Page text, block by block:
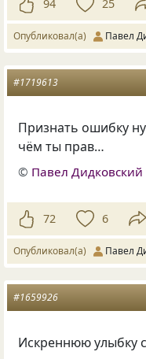
94 25
Опубликовал(а) Павел
#1719613
Признать ошибку
чём ты прав…
© Павел Дидковский
72 6
Опубликовал(а) Павел
#1659926
Искреннюю улыбку